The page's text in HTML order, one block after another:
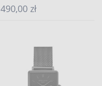
490,00 zł